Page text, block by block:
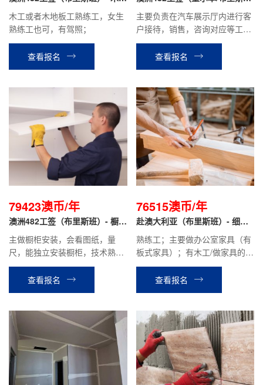
板
木工或者木地板工熟练工，女生
熟练工也可，有驾照；
查看报名
班）- 汽车销售顾问
主要负责在汽车展示厅内进行客
户接待，销售，咨询对应等工
作。
查看报名
79423澳币/年
澳洲482工签（布里斯班）- 橱柜
安装工
主做橱柜安装，会看图纸，量
尺，能独立安装橱柜，技术熟
练，有驾照；
查看报名
76515澳币/年
赴澳大利亚（布里斯班）- 细木
工
熟练工；主要做办公室家具（有
板式家具）；有木工/做家具的经
验。
查看报名